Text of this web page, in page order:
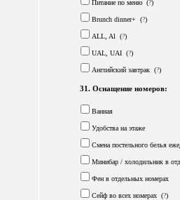
Питание по меню (?)
Brunch dinner+ (?)
ALL, Al (?)
UAL, UAI (?)
Английский завтрак (?)
31. Оснащение номеров:
Ванная
Удобства на этаже
Смена постельного белья
Минибар / холодильник в
Фен в отдельных номерах
Сейф во всех номерах (?)